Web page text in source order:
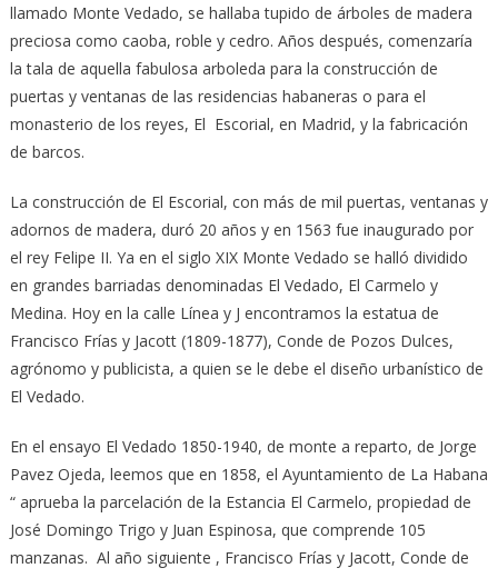
llamado Monte Vedado, se hallaba tupido de árboles de madera
preciosa como caoba, roble y cedro. Años después, comenzaría
la tala de aquella fabulosa arboleda para la construcción de
puertas y ventanas de las residencias habaneras o para el
monasterio de los reyes, El Escorial, en Madrid, y la fabricación
de barcos.
La construcción de El Escorial, con más de mil puertas, ventanas y
adornos de madera, duró 20 años y en 1563 fue inaugurado por
el rey Felipe II. Ya en el siglo XIX Monte Vedado se halló dividido
en grandes barriadas denominadas El Vedado, El Carmelo y
Medina. Hoy en la calle Línea y J encontramos la estatua de
Francisco Frías y Jacott (1809-1877), Conde de Pozos Dulces,
agrónomo y publicista, a quien se le debe el diseño urbanístico de
El Vedado.
En el ensayo El Vedado 1850-1940, de monte a reparto, de Jorge
Pavez Ojeda, leemos que en 1858, el Ayuntamiento de La Habana
“ aprueba la parcelación de la Estancia El Carmelo, propiedad de
José Domingo Trigo y Juan Espinosa, que comprende 105
manzanas. Al año siguiente , Francisco Frías y Jacott, Conde de